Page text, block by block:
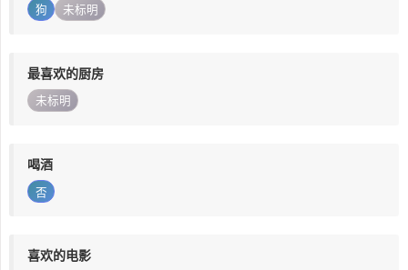
狗 未标明
最喜欢的厨房
未标明
喝酒
否
喜欢的电影